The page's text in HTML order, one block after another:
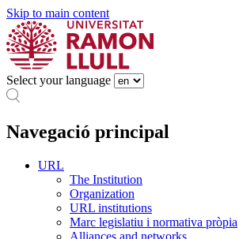
Skip to main content
Select your language
Navegació principal
URL
The Institution
Organization
URL institutions
Marc legislatiu i normativa pròpia
Alliances and networks